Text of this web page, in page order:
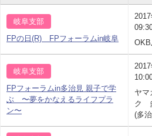
岐阜支部
FPの日(R) FPフォーラムin岐阜
岐阜支部
FPフォーラムin多治見 親子で学
ぶ 〜夢をかなえるライフプラ
ン〜
ヤマ
ク
(多治